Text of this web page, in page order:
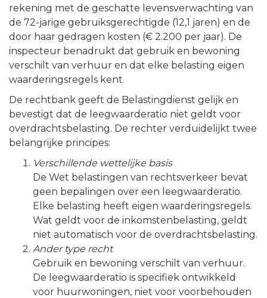
rekening met de geschatte levensverwachting van
de 72-jarige gebruiksgerechtigde (12,1 jaren) en de
door haar gedragen kosten (€ 2.200 per jaar). De
inspecteur benadrukt dat gebruik en bewoning
verschilt van verhuur en dat elke belasting eigen
waarderingsregels kent.
De rechtbank geeft de Belastingdienst gelijk en
bevestigt dat de leegwaarderatio niet geldt voor
overdrachtsbelasting. De rechter verduidelijkt twee
belangrijke principes:
Verschillende wettelijke basis
De Wet belastingen van rechtsverkeer bevat
geen bepalingen over een leegwaarderatio.
Elke belasting heeft eigen waarderingsregels.
Wat geldt voor de inkomstenbelasting, geldt
niet automatisch voor de overdrachtsbelasting.
Ander type recht
Gebruik en bewoning verschilt van verhuur.
De leegwaarderatio is specifiek ontwikkeld
voor huurwoningen, niet voor voorbehouden